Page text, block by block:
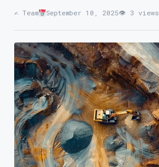
✍️ Team September 10, 2025👁 3 views